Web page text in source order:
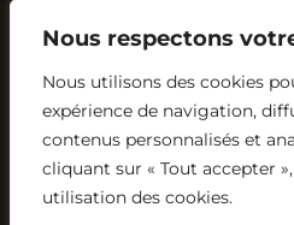
Nous respectons
Nous utilisons des cookies
expérience de navigation,
contenus personnalisés et
cliquant sur « Tout accepter
utilisation des cookies.
RÉSEAUX